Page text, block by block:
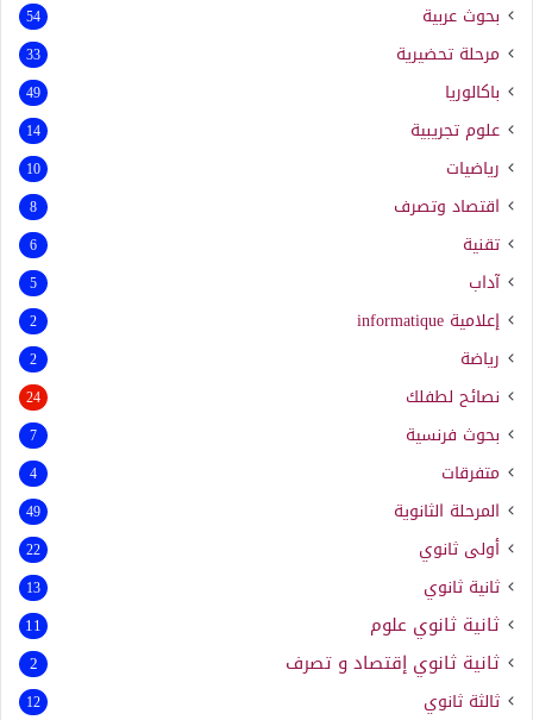
بحوث عربية 54
مرحلة تحضيرية 33
باكالوريا 49
علوم تجريبية 14
رياضيات 10
اقتصاد وتصرف 8
تقنية 6
آداب 5
إعلامية informatique
2
رياضة 2
نصائح لطفلك 24
بحوث فرنسية 7
متفرقات 4
المرحلة الثانوية 49
أولى ثانوي 22
ثانية ثانوي 13
ثانية ثانوي علوم 11
ثانية ثانوي إقتصاد و تصرف 2
ثالثة ثانوي 12